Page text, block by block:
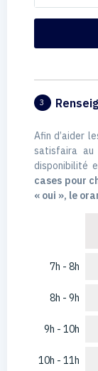
3
Afin d’aider
satisfaira au
disponibilité
cases pour
« oui », le
7h - 8h
8h - 9h
9h - 10h
10h - 11h